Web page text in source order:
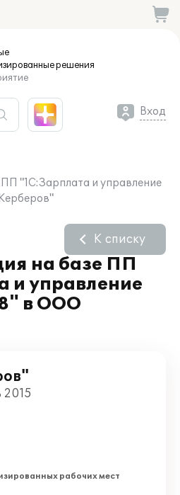
решения
Вход
"1С:Зарплата и управление
на базе ПП
и управление
в ООО
К списку
рабочих мест